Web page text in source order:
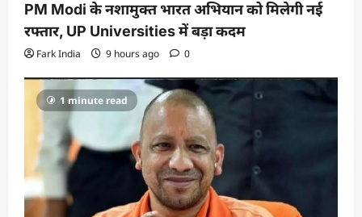
PM Modi के नशामुक्त भारत अभियान को मिलेगी नई
रफ्तार, UP Universities में बड़ा कदम
Fark India 9 hours ago 0
1 minute read